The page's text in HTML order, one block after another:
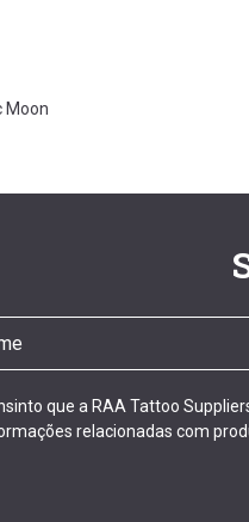
Moon
que a RAA Tattoo
relacionadas com